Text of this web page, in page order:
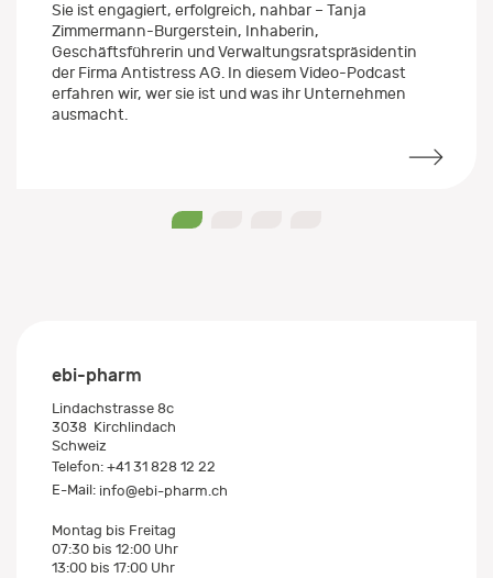
Sie ist engagiert, erfolgreich, nahbar – Tanja
Zimmermann-Burgerstein, Inhaberin,
Geschäftsführerin und Verwaltungsratspräsidentin
der Firma Antistress AG. In diesem Video-Podcast
erfahren wir, wer sie ist und was ihr Unternehmen
ausmacht.
ebi-pharm
Lindachstrasse 8c
3038 Kirchlindach
Schweiz
Telefon: +41 31 828 12 22
E-Mail: info@ebi-pharm.ch
Montag bis Freitag
07:30 bis 12:00 Uhr
13:00 bis 17:00 Uhr